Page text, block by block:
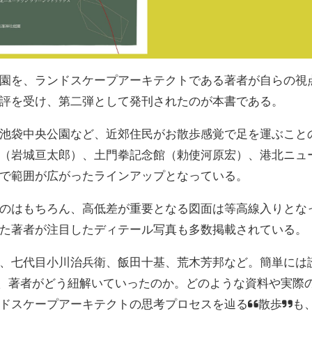
を、ランドスケープアーキテクトである著者が自らの視
を受け、第二弾として発刊されたのが本書である。
袋中央公園など、近郊住民がお散歩感覚で足を運ぶこと
岩城亘太郎）、土門拳記念館（勅使河原宏）、港北ニュ
範囲が広がったラインアップとなっている。
はもちろん、高低差が重要となる図面は等高線入りとな
著者が注目したディテール写真も多数掲載されている。
七代目小川治兵衛、飯田十基、荒木芳邦など。簡単には
者がどう紐解いていったのか。どのような資料や実際
スケープアーキテクトの思考プロセスを辿る“散歩”も